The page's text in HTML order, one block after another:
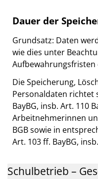
Dauer der
Grundsatz: Daten
wie dies unter
Die Speicherung,
Personaldaten richtet
BayBG, insb. Art. 110
Arbeitnehmerinnen
BGB sowie in
Art. 103 ff. BayBG,
Schulbetrieb –